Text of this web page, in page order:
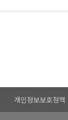
개인정보보호정책